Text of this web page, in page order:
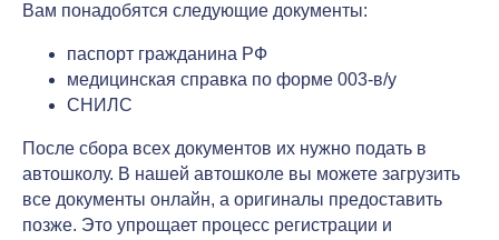
Вам понадобятся следующие документы:
паспорт гражданина РФ
медицинская справка по форме 003-в/у
СНИЛС
После сбора всех документов их нужно подать в
автошколу. В нашей автошколе вы можете загрузить
все документы онлайн, а оригиналы предоставить
позже. Это упрощает процесс регистрации и